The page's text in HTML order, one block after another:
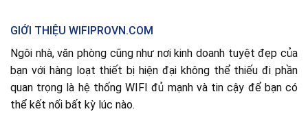
GIỚI THIỆU WIFIPROVN.COM
Ngôi nhà, văn phòng cũng như nơi kinh doanh tuyệt đẹp của
bạn với hàng loạt thiết bị hiện đại không thể thiếu đi phần
quan trọng là hệ thống WIFI đủ mạnh và tin cậy để bạn có
thể kết nối bất kỳ lúc nào.